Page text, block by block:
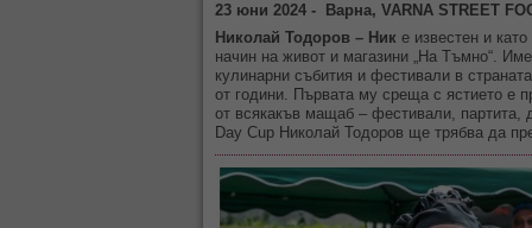
23 юни 2024 - Варна, VARNA STREET
Николай Тодоров – Ник е известен и
начин на живот и магазини „На Тъмно“.
кулинарни събития и фестивали в
от години. Първата му среща с ястието е
от всякакъв мащаб – фестивали,
Day Cup Николай Тодоров ще трябва да